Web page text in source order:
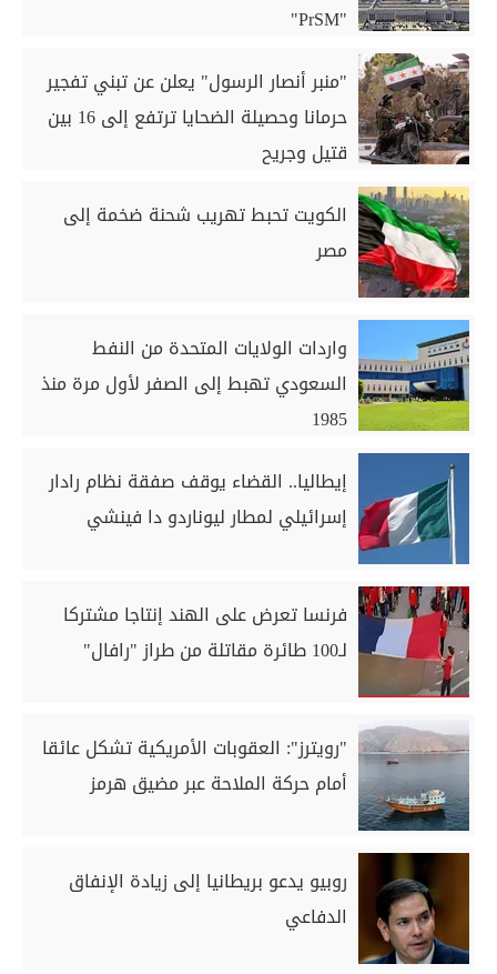
"PrSM"
"منبر أنصار الرسول" يعلن عن تبني تفجير
حرمانا وحصيلة الضحايا ترتفع إلى 16 بين
قتيل وجريح
الكويت تحبط تهريب شحنة ضخمة إلى
مصر
واردات الولايات المتحدة من النفط
السعودي تهبط إلى الصفر لأول مرة منذ
1985
إيطاليا.. القضاء يوقف صفقة نظام رادار
إسرائيلي لمطار ليوناردو دا فينشي
فرنسا تعرض على الهند إنتاجا مشتركا
لـ100 طائرة مقاتلة من طراز "رافال"
"رويترز": العقوبات الأمريكية تشكل عائقا
أمام حركة الملاحة عبر مضيق هرمز
روبيو يدعو بريطانيا إلى زيادة الإنفاق
الدفاعي